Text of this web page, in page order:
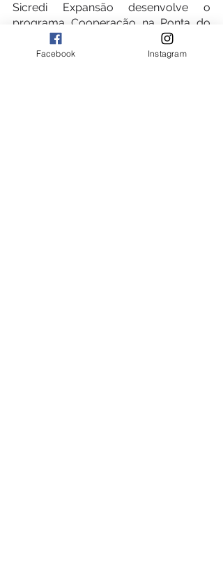
Sicredi Expansão desenvolve o
programa Cooperação na Ponta do
Lápis, que ajuda a disseminar
informações sobre educação
Facebook Instagram